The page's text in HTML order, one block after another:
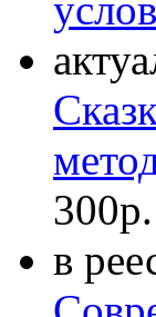
300р.
в